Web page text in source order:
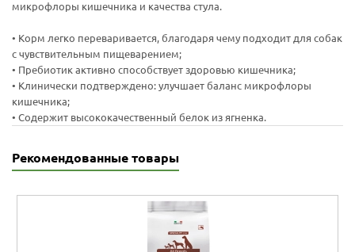
микрофлоры кишечника и качества стула.
• Корм легко переваривается, благодаря чему подходит для собак
с чувствительным пищеварением;
• Пребиотик активно способствует здоровью кишечника;
• Клинически подтверждено: улучшает баланс микрофлоры
кишечника;
• Содержит высококачественный белок из ягненка.
Рекомендованные товары